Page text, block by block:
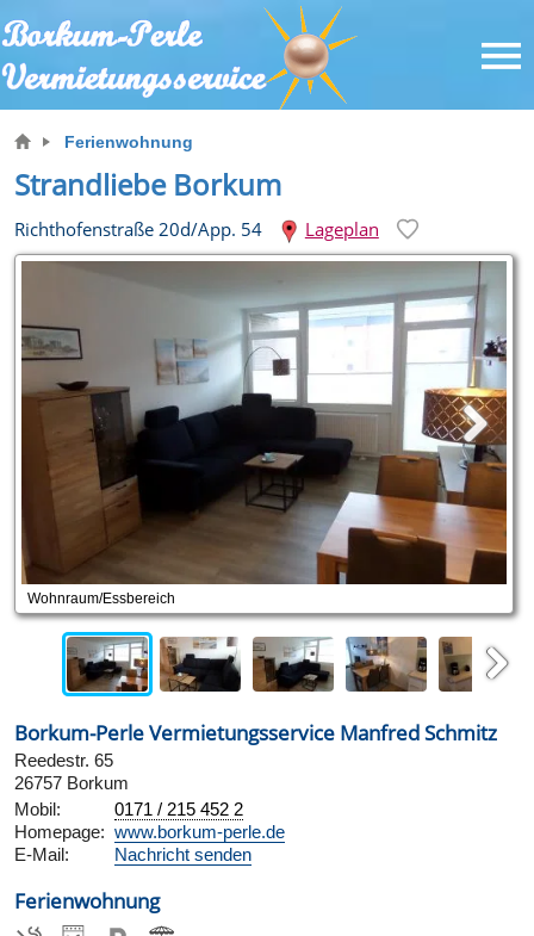
Ferienwohnung
Strandliebe Borkum
Richthofenstraße 20d/App. 54 Lageplan
Wohnraum/Essbereich
Borkum-Perle Vermietungsservice Manfred Schmitz
Reedestr. 65
26757 Borkum
Mobil:
0171 / 215 452 2
Homepage: www.borkum-perle.de
E-Mail:
Nachricht senden
Ferienwohnung